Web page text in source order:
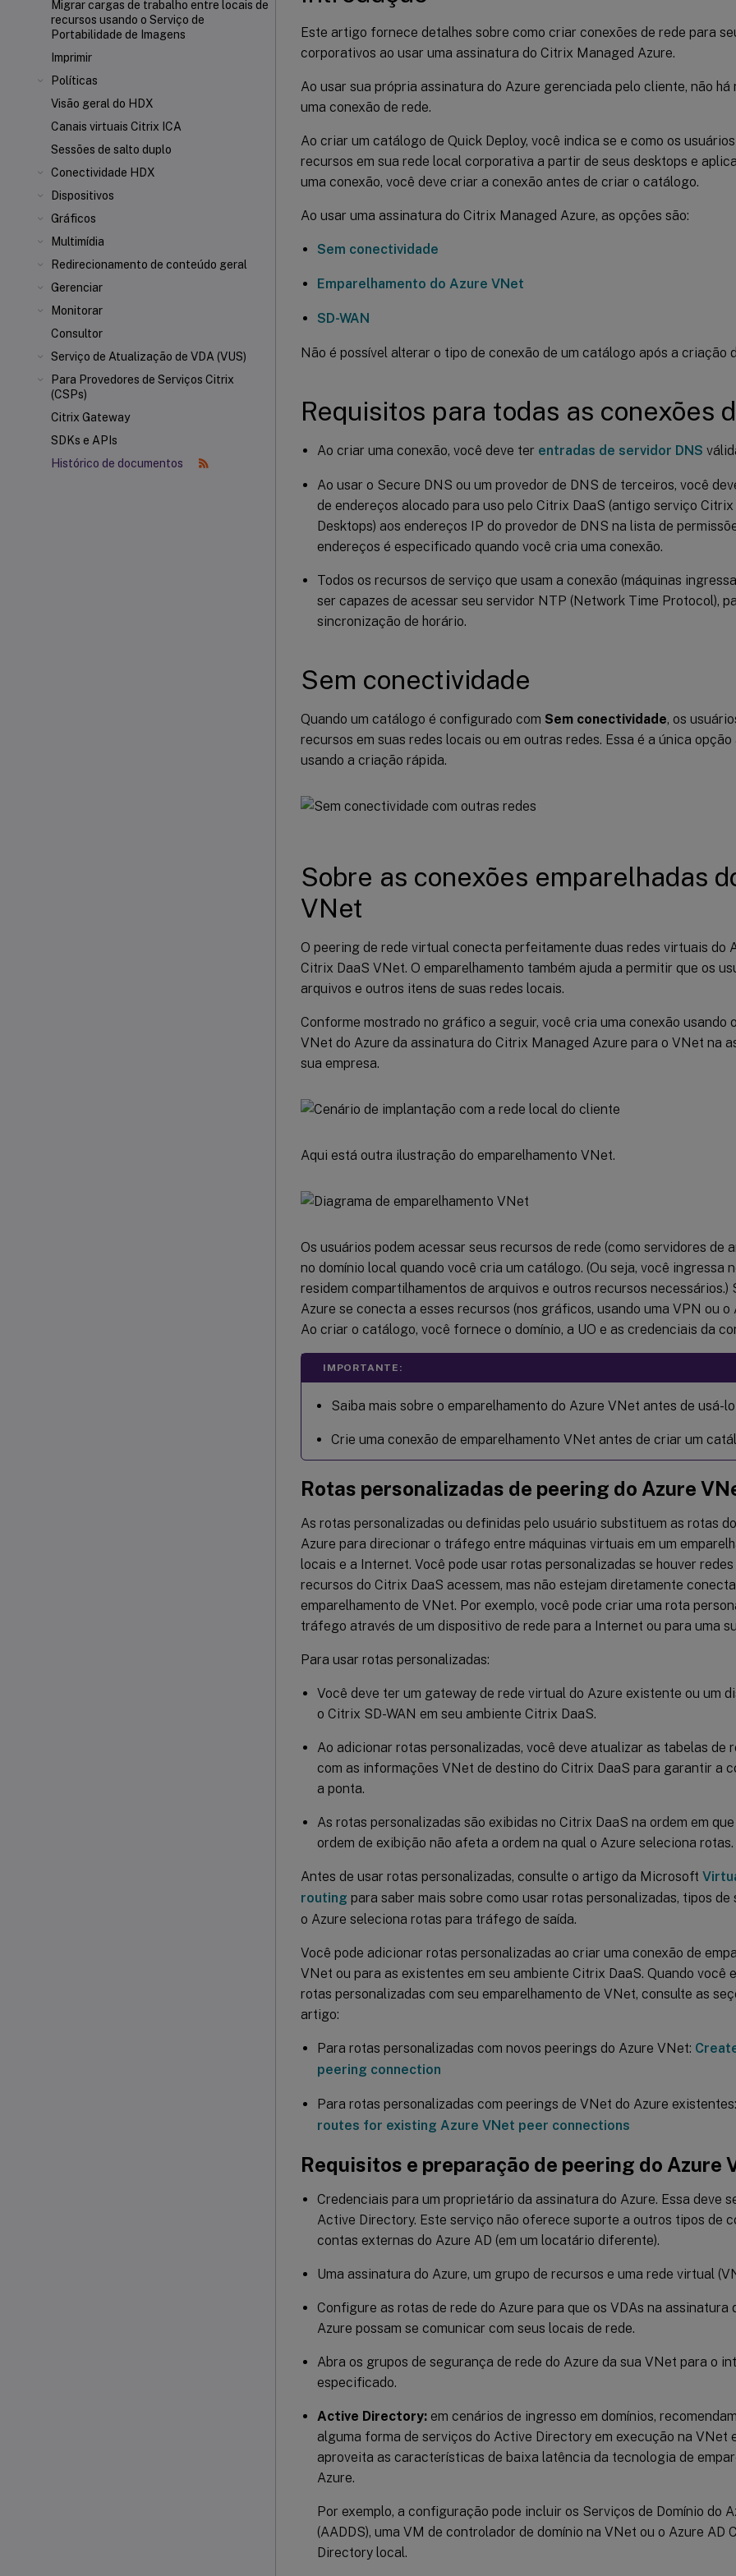
Migrar cargas de trabalho entre locais de
recursos usando o Serviço de
Portabilidade de Imagens
Imprimir
Políticas
Visão geral do HDX
Canais virtuais Citrix ICA
Sessões de salto duplo
Conectividade HDX
Dispositivos
Gráficos
Multimídia
Redirecionamento de conteúdo geral
Gerenciar
Monitorar
Consultor
Serviço de Atualização de VDA (VUS)
Para Provedores de Serviços Citrix
(CSPs)
Citrix Gateway
SDKs e APIs
Histórico de documentos
Este artigo fornece detalhes sobre como criar conexões de rede para
corporativos ao usar uma assinatura do Citrix Managed Azure.
Ao usar sua própria assinatura do Azure gerenciada pelo cliente, não há
uma conexão de rede.
Ao criar um catálogo de Quick Deploy, você indica se e como os
recursos em sua rede local corporativa a partir de seus desktops e
uma conexão, você deve criar a conexão antes de criar o catálogo.
Ao usar uma assinatura do Citrix Managed Azure, as opções são:
Sem conectividade
Emparelhamento do Azure VNet
SD-WAN
Não é possível alterar o tipo de conexão de um catálogo após a criação
Requisitos para todas as conexões
Ao criar uma conexão, você deve ter entradas de servidor DNS
Ao usar o Secure DNS ou um provedor de DNS de terceiros, você
de endereços alocado para uso pelo Citrix DaaS (antigo serviço
Desktops) aos endereços IP do provedor de DNS na lista de
endereços é especificado quando você cria uma conexão.
Todos os recursos de serviço que usam a conexão (máquinas
ser capazes de acessar seu servidor NTP (Network Time Protocol),
sincronização de horário.
Sem conectividade
Quando um catálogo é configurado com Sem conectividade, os
recursos em suas redes locais ou em outras redes. Essa é a única
usando a criação rápida.
Sobre as conexões emparelhadas
VNet
O peering de rede virtual conecta perfeitamente duas redes virtuais do
Citrix DaaS VNet. O emparelhamento também ajuda a permitir que os
arquivos e outros itens de suas redes locais.
Conforme mostrado no gráfico a seguir, você cria uma conexão usando
VNet do Azure da assinatura do Citrix Managed Azure para o VNet na
sua empresa.
Aqui está outra ilustração do emparelhamento VNet.
Os usuários podem acessar seus recursos de rede (como servidores de
no domínio local quando você cria um catálogo. (Ou seja, você ingressa
residem compartilhamentos de arquivos e outros recursos necessários.)
Azure se conecta a esses recursos (nos gráficos, usando uma VPN ou o
Ao criar o catálogo, você fornece o domínio, a UO e as credenciais da
IMPORTANTE:
Saiba mais sobre o emparelhamento do Azure VNet antes de usá-
Crie uma conexão de emparelhamento VNet antes de criar um
Rotas personalizadas de peering do Azure
As rotas personalizadas ou definidas pelo usuário substituem as rotas
Azure para direcionar o tráfego entre máquinas virtuais em um
locais e a Internet. Você pode usar rotas personalizadas se houver
recursos do Citrix DaaS acessem, mas não estejam diretamente
emparelhamento de VNet. Por exemplo, você pode criar uma rota
tráfego através de um dispositivo de rede para a Internet ou para uma
Para usar rotas personalizadas:
Você deve ter um gateway de rede virtual do Azure existente ou um
o Citrix SD-WAN em seu ambiente Citrix DaaS.
Ao adicionar rotas personalizadas, você deve atualizar as tabelas de
com as informações VNet de destino do Citrix DaaS para garantir a
a ponta.
As rotas personalizadas são exibidas no Citrix DaaS na ordem em
ordem de exibição não afeta a ordem na qual o Azure seleciona rotas.
Antes de usar rotas personalizadas, consulte o artigo da Microsoft
routing para saber mais sobre como usar rotas personalizadas, tipos
o Azure seleciona rotas para tráfego de saída.
Você pode adicionar rotas personalizadas ao criar uma conexão de
VNet ou para as existentes em seu ambiente Citrix DaaS. Quando você
rotas personalizadas com seu emparelhamento de VNet, consulte as
artigo:
Para rotas personalizadas com novos peerings do Azure VNet:
peering connection
Para rotas personalizadas com peerings de VNet do Azure existentes:
routes for existing Azure VNet peer connections
Requisitos e preparação de peering do Azure
Credenciais para um proprietário da assinatura do Azure. Essa deve
Active Directory. Este serviço não oferece suporte a outros tipos de
contas externas do Azure AD (em um locatário diferente).
Uma assinatura do Azure, um grupo de recursos e uma rede virtual
Configure as rotas de rede do Azure para que os VDAs na assinatura
Azure possam se comunicar com seus locais de rede.
Abra os grupos de segurança de rede do Azure da sua VNet para o
especificado.
Active Directory: em cenários de ingresso em domínios,
alguma forma de serviços do Active Directory em execução na VNet
aproveita as características de baixa latência da tecnologia de
Azure.
Por exemplo, a configuração pode incluir os Serviços de Domínio do
(AADDS), uma VM de controlador de domínio na VNet ou o Azure AD
Directory local.